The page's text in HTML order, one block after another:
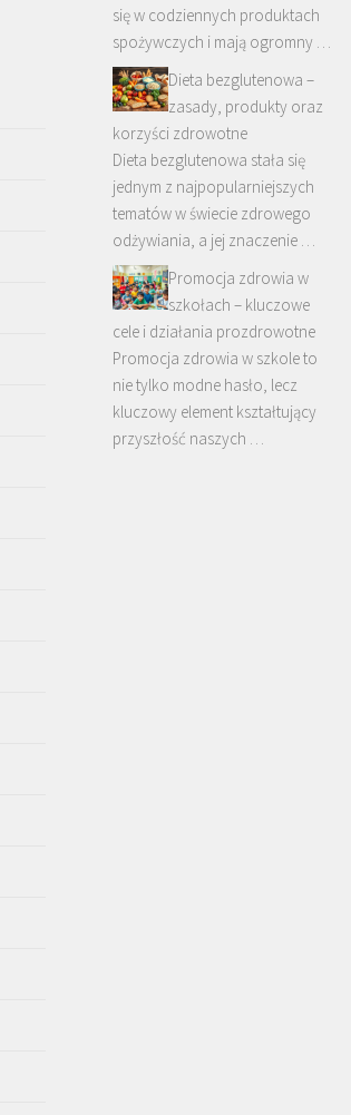
się w codziennych produktach
spożywczych i mają ogromny …
Dieta bezglutenowa –
zasady, produkty oraz
korzyści zdrowotne
Dieta bezglutenowa stała się
jednym z najpopularniejszych
tematów w świecie zdrowego
odżywiania, a jej znaczenie …
Promocja zdrowia w
szkołach – kluczowe
cele i działania prozdrowotne
Promocja zdrowia w szkole to
nie tylko modne hasło, lecz
kluczowy element kształtujący
przyszłość naszych …